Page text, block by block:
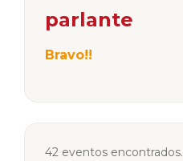
parlante
Bravo!!
42 eventos encontrados.